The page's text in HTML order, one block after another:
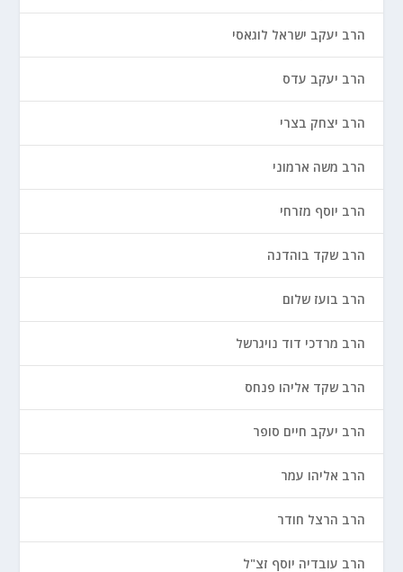
הרב יעקב ישראל לוגאסי
הרב יעקב עדס
הרב יצחק בצרי
הרב משה ארמוני
הרב יוסף מזרחי
הרב שקד בוהדנה
הרב בועז שלום
הרב מרדכי דוד נויגרשל
הרב שקד אליהו פנחס
הרב יעקב חיים סופר
הרב אליהו עמר
הרב הרצל חודר
הרב עובדיה יוסף זצ"ל